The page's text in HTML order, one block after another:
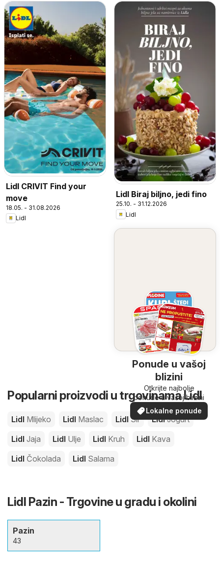
Lidl CRIVIT Find your
move
18.05. - 31.08.2026
Lidl
Lidl Biraj biljno, jedi fino
25.10. - 31.12.2026
Lidl
Ponude u vašoj
blizini
Otkrijte najbolje
ponude u vašoj blizini
Lokalne ponude
Popularni proizvodi u trgovinama Lidl
Lidl Mlijeko Lidl Maslac LidlSir LidlJogurt
Lidl Jaja Lidl Ulje Lidl Kruh Lidl Kava
Lidl Čokolada Lidl Salama
Lidl Pazin - Trgovine u gradu i okolini
Pazin
43